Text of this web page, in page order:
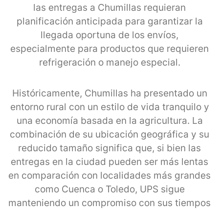
las entregas a Chumillas requieran
planificación anticipada para garantizar la
llegada oportuna de los envíos,
especialmente para productos que requieren
refrigeración o manejo especial.
Históricamente, Chumillas ha presentado un
entorno rural con un estilo de vida tranquilo y
una economía basada en la agricultura. La
combinación de su ubicación geográfica y su
reducido tamaño significa que, si bien las
entregas en la ciudad pueden ser más lentas
en comparación con localidades más grandes
como Cuenca o Toledo, UPS sigue
manteniendo un compromiso con sus tiempos